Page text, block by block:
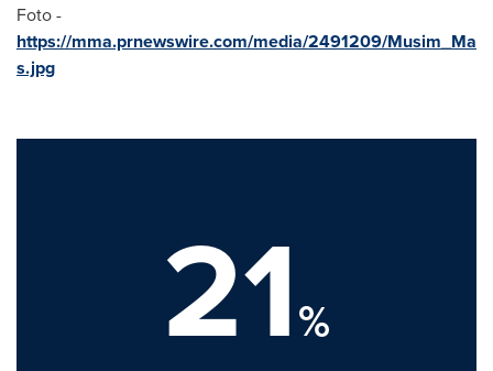
Foto -
https://mma.prnewswire.com/media/2491209/Musim_Ma
s.jpg
21%